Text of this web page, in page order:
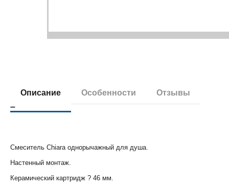
Описание Особенности Отзывы
Смеситель Chiara однорычажный для душа.
Настенный монтаж.
Керамический картридж ? 46 мм.